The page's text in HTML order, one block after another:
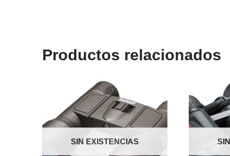
Productos relacionados
SIN EXISTENCIAS